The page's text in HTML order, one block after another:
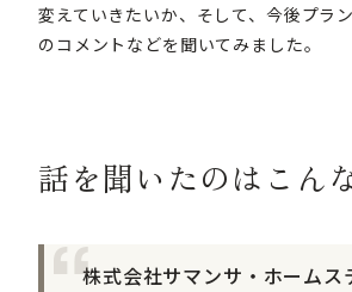
変えていきたいか、そして、今後プラ
のコメントなどを聞いてみました。
話を聞いたのはこん
株式会社サマンサ・ホームス